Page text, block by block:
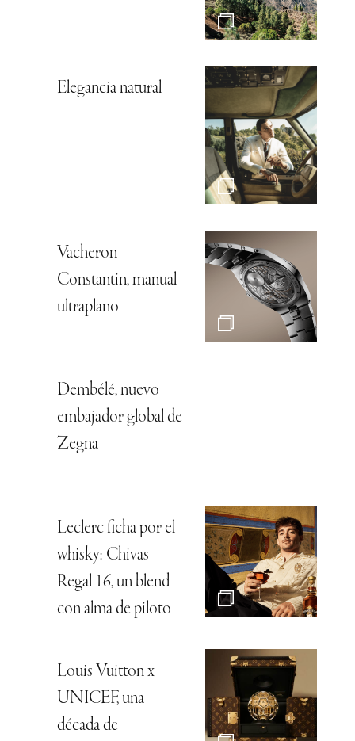
Elegancia natural
Vacheron
Constantin, manual
ultraplano
Dembélé, nuevo
embajador global de
Zegna
Leclerc ficha por el
whisky: Chivas
Regal 16, un blend
con alma de piloto
Louis Vuitton x
UNICEF, una
década de